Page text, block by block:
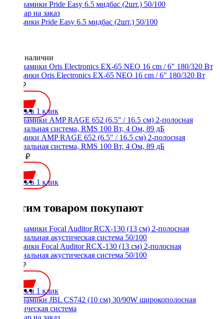
Динамики Pride Easy 6.5 мидбас (2шт.) 50/100
Нет в наличии
Динамики Oris Electronics EX-65 NEO 16 cm / 6" 180/320 Вт
6950 ₽
Купить в 1 клик
Динамики AMP RAGE 652 (6.5" / 16.5 см) 2-полосная
коаксиальная система, RMS 100 Вт, 4 Ом, 89 дБ
10990 ₽
Купить в 1 клик
С этим товаром покупают
Динамики Focal Auditor RCX-130 (13 см) 2-полосная
коаксиальная акустическая система 50/100
5100 ₽
Купить в 1 клик